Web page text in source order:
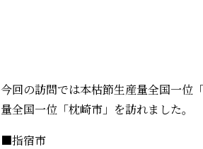
今回の訪問では本枯節生産量全国一位
量全国一位「枕崎市」を訪れました。
■指宿市